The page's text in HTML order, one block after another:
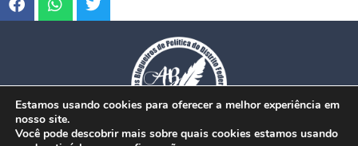
Estamos usando cookies para oferecer a melhor experiência em
nosso site.
Você pode descobrir mais sobre quais cookies estamos usando